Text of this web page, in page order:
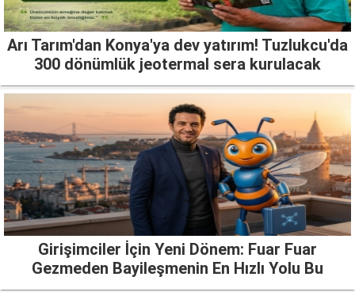
Arı Tarım'dan Konya'ya dev yatırım! Tuzlukcu'da
300 dönümlük jeotermal sera kurulacak
Girişimciler İçin Yeni Dönem: Fuar Fuar
Gezmeden Bayileşmenin En Hızlı Yolu Bu